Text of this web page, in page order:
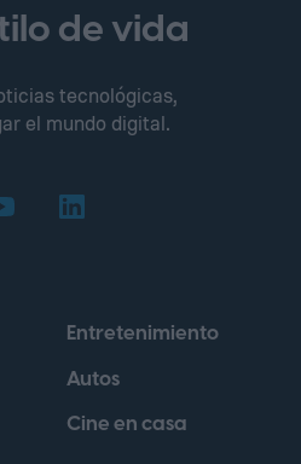
de vida
tecnológicas,
el mundo digital.
Entretenimiento
Autos
Cine en casa